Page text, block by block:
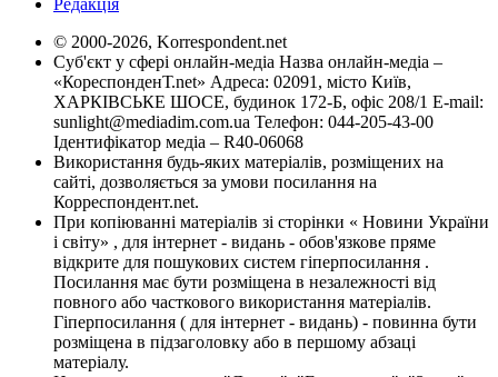
© 2000-2026, Korrespondent.net
Суб'єкт у сфері онлайн-медіа Назва онлайн-медіа –
«КореспонденТ.net» Адреса: 02091, місто Київ,
ХАРКІВСЬКЕ ШОСЕ, будинок 172-Б, офіс 208/1 E-mail:
sunlight@mediadim.com.ua Телефон: 044-205-43-00
Ідентифікатор медіа – R40-06068
Використання будь-яких матеріалів, розміщених на
сайті, дозволяється за умови посилання на
Корреспондент.net.
При копіюванні матеріалів зі сторінки « Новини України
і світу» , для інтернет - видань - обов'язкове пряме
відкрите для пошукових систем гіперпосилання .
Посилання має бути розміщена в незалежності від
повного або часткового використання матеріалів.
Гіперпосилання ( для інтернет - видань) - повинна бути
розміщена в підзаголовку або в першому абзаці
матеріалу.